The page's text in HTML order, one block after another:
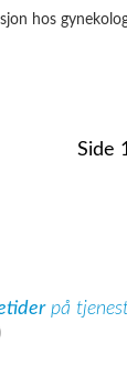
hos
Side
på